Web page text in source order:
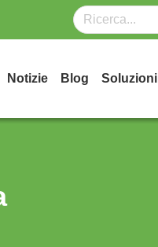
Notizie Blog Soluzioni